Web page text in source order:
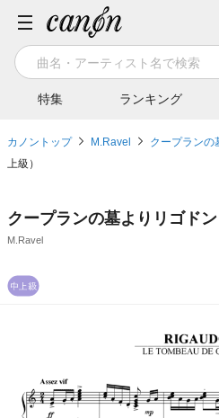
特集 ランキング
カノントップ M.Ravel クープランの
上級）
クープランの墓よりリゴド
M.Ravel